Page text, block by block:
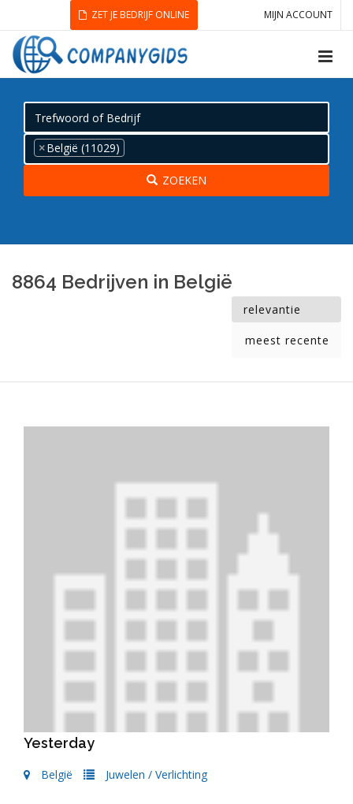
MIJN ACCOUNT
ZET JE BEDRIJF ONLINE
×België (11029)
ZOEKEN
8864 Bedrijven in België
relevantie
meest recente
Yesterday
België Juwelen / Verlichting